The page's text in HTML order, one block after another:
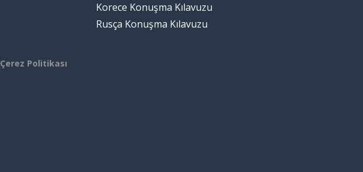
Korece Konuşma Kılavuzu
Rusça Konuşma Kılavuzu
Çerez Politikası